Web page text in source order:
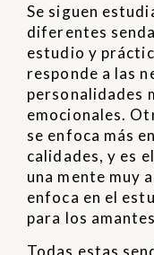
Se siguen
diferentes
estudio y
responde a las
personalidades
emocionales.
se enfoca más
calidades, y es
una mente muy
enfoca en el
para los
Todas estas